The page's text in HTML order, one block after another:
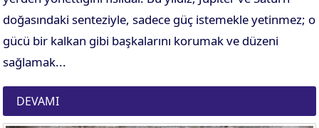
doğasındaki senteziyle, sadece güç istemekle yetinmez; o
gücü bir kalkan gibi başkalarını korumak ve düzeni
sağlamak...
DEVAMI